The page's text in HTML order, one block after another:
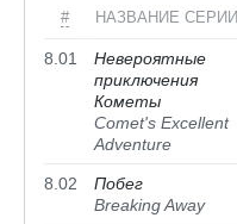
# НАЗВАНИЕ СЕРИИ
8.01
Невероятные
приключения
Кометы
Comet's Excellent
Adventure
8.02
Побег
Breaking Away